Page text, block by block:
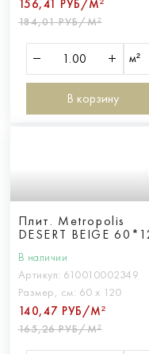
156,41 РУБ/М²
184,01 РУБ/М²
м²
В корзину
Плит. Metropolis
DESERT BEIGE
В наличии
Артикул: 610010002349
Размер, см: 60 х 120
140,47 РУБ/М²
165,26 РУБ/М²